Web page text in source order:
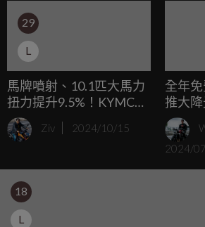
歡山遊客中心站」
29
L
馬牌噴射、10.1匹大馬力
扭力提升9.5%！KYMCO
大地名流 2.0 新車發表，
Ionex優惠資費全新推
Ziv 2024/10/15
全年
推大降光0
「0元
ｘ分期0利率
攻購車
2024/
18
L